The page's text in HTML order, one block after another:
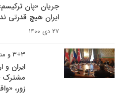
جریان «پان
ایران هیچ قدرتی
۲۷ دی ۱۴۰۰
۳+۳ و مناقشات قفقاز جنوبی!
ایران و
مشترک
زور،